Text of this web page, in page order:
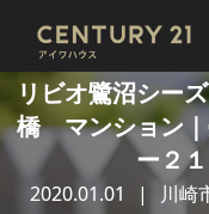
リビオ鷺沼シー
橋 マンション｜
ー２
2020.01.01 川崎